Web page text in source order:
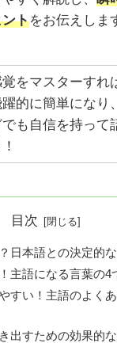
トをお伝えしま
をマスターすれ
的に簡単になり
も自信を持って
目次
日本語との決定的
主語になる言葉の4
すい！主語のよく
出すための効果的